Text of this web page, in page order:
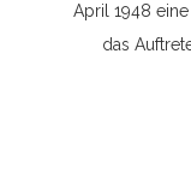
April 1948
das